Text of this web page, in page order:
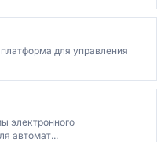
для управления
электронного
автомат...